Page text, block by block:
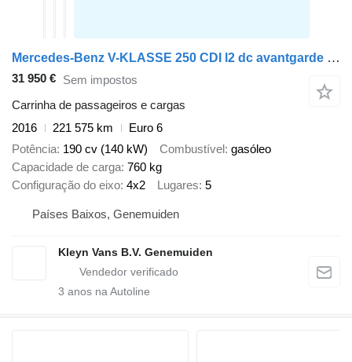
Mercedes-Benz V-KLASSE 250 CDI l2 dc avantgarde led
31 950 € Sem impostos
Carrinha de passageiros e cargas
2016
221 575 km
Euro 6
Potência 190 cv (140 kW) Combustível gasóleo
Capacidade de carga 760 kg
Configuração do eixo 4x2 Lugares 5
Países Baixos, Genemuiden
Kleyn Vans B.V. Genemuiden
3 anos na Autoline